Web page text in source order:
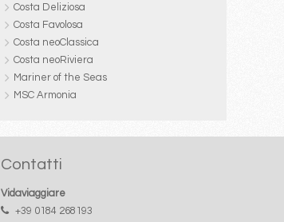
Costa Deliziosa
Costa Favolosa
Costa neoClassica
Costa neoRiviera
Mariner of the Seas
MSC Armonia
Contatti
Vidaviaggiare
+39 0184 268193